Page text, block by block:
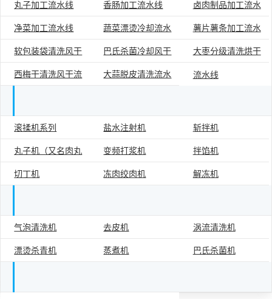
食品加工流水线
丸子加工流水线 香肠加工流水线 卤肉制品加工流水
线
净菜加工流水线 蔬菜漂烫冷却流水
线
薯片薯条加工流水
线
软包装袋清洗风干
流水线
巴氏杀菌冷却风干
流水线
大枣分级清洗烘干
流水线
西梅干清洗风干流 大蒜脱皮清洗流水
肉类食品加工设备单机
滚揉机系列 盐水注射机 斩拌机
丸子机（又名肉丸
成型机）
变频打浆机 拌馅机
切丁机 冻肉绞肉机 解冻机
果蔬加工设备单机
气泡清洗机 去皮机 涡流清洗机
漂烫杀青机 蒸煮机 巴氏杀菌机